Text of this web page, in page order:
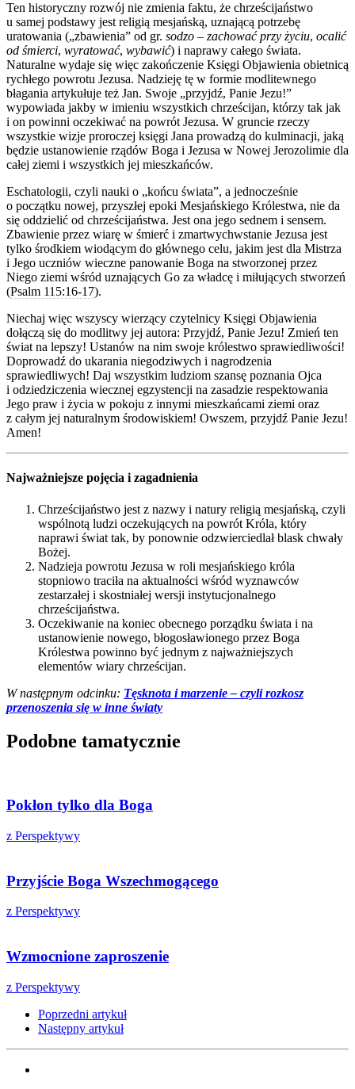
Ten historyczny rozwój nie zmienia faktu, że chrześcijaństwo
u samej podstawy jest religią mesjańską, uznającą potrzebę
uratowania („zbawienia” od gr. sodzo – zachować przy życiu, ocalić
od śmierci, wyratować, wybawić) i naprawy całego świata.
Naturalne wydaje się więc zakończenie Księgi Objawienia obietnicą
rychłego powrotu Jezusa. Nadzieję tę w formie modlitewnego
błagania artykułuje też Jan. Swoje „przyjdź, Panie Jezu!”
wypowiada jakby w imieniu wszystkich chrześcijan, którzy tak jak
i on powinni oczekiwać na powrót Jezusa. W gruncie rzeczy
wszystkie wizje proroczej księgi Jana prowadzą do kulminacji, jaką
będzie ustanowienie rządów Boga i Jezusa w Nowej Jerozolimie dla
całej ziemi i wszystkich jej mieszkańców.
Eschatologii, czyli nauki o „końcu świata”, a jednocześnie
o początku nowej, przyszłej epoki Mesjańskiego Królestwa, nie da
się oddzielić od chrześcijaństwa. Jest ona jego sednem i sensem.
Zbawienie przez wiarę w śmierć i zmartwychwstanie Jezusa jest
tylko środkiem wiodącym do głównego celu, jakim jest dla Mistrza
i Jego uczniów wieczne panowanie Boga na stworzonej przez
Niego ziemi wśród uznających Go za władcę i miłujących stworzeń
(Psalm 115:16-17).
Niechaj więc wszyscy wierzący czytelnicy Księgi Objawienia
dołączą się do modlitwy jej autora: Przyjdź, Panie Jezu! Zmień ten
świat na lepszy! Ustanów na nim swoje królestwo sprawiedliwości!
Doprowadź do ukarania niegodziwych i nagrodzenia
sprawiedliwych! Daj wszystkim ludziom szansę poznania Ojca
i odziedziczenia wiecznej egzystencji na zasadzie respektowania
Jego praw i życia w pokoju z innymi mieszkańcami ziemi oraz
z całym jej naturalnym środowiskiem! Owszem, przyjdź Panie Jezu!
Amen!
Najważniejsze pojęcia i zagadnienia
Chrześcijaństwo jest z nazwy i natury religią mesjańską, czyli
wspólnotą ludzi oczekujących na powrót Króla, który
naprawi świat tak, by ponownie odzwierciedlał blask chwały
Bożej.
Nadzieja powrotu Jezusa w roli mesjańskiego króla
stopniowo traciła na aktualności wśród wyznawców
zestarzałej i skostniałej wersji instytucjonalnego
chrześcijaństwa.
Oczekiwanie na koniec obecnego porządku świata i na
ustanowienie nowego, błogosławionego przez Boga
Królestwa powinno być jednym z najważniejszych
elementów wiary chrześcijan.
W następnym odcinku: Tęsknota i marzenie – czyli rozkosz
przenoszenia się w inne światy
Podobne tamatycznie
Pokłon tylko dla Boga
z Perspektywy
Przyjście Boga Wszechmogącego
z Perspektywy
Wzmocnione zaproszenie
z Perspektywy
Poprzedni artykuł
Następny artykuł